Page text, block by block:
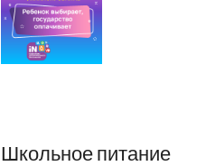
Школьное питание